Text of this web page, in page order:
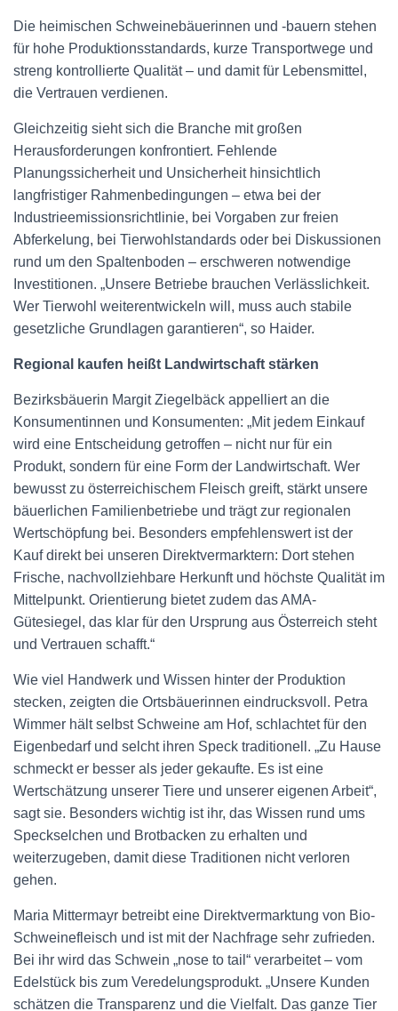
Die heimischen Schweinebäuerinnen und -bauern stehen
für hohe Produktionsstandards, kurze Transportwege und
streng kontrollierte Qualität – und damit für Lebensmittel,
die Vertrauen verdienen.
Gleichzeitig sieht sich die Branche mit großen
Herausforderungen konfrontiert. Fehlende
Planungssicherheit und Unsicherheit hinsichtlich
langfristiger Rahmenbedingungen – etwa bei der
Industrieemissionsrichtlinie, bei Vorgaben zur freien
Abferkelung, bei Tierwohlstandards oder bei Diskussionen
rund um den Spaltenboden – erschweren notwendige
Investitionen. „Unsere Betriebe brauchen Verlässlichkeit.
Wer Tierwohl weiterentwickeln will, muss auch stabile
gesetzliche Grundlagen garantieren“, so Haider.
Regional kaufen heißt Landwirtschaft stärken
Bezirksbäuerin Margit Ziegelbäck appelliert an die
Konsumentinnen und Konsumenten: „Mit jedem Einkauf
wird eine Entscheidung getroffen – nicht nur für ein
Produkt, sondern für eine Form der Landwirtschaft. Wer
bewusst zu österreichischem Fleisch greift, stärkt unsere
bäuerlichen Familienbetriebe und trägt zur regionalen
Wertschöpfung bei. Besonders empfehlenswert ist der
Kauf direkt bei unseren Direktvermarktern: Dort stehen
Frische, nachvollziehbare Herkunft und höchste Qualität im
Mittelpunkt. Orientierung bietet zudem das AMA-
Gütesiegel, das klar für den Ursprung aus Österreich steht
und Vertrauen schafft.“
Wie viel Handwerk und Wissen hinter der Produktion
stecken, zeigten die Ortsbäuerinnen eindrucksvoll. Petra
Wimmer hält selbst Schweine am Hof, schlachtet für den
Eigenbedarf und selcht ihren Speck traditionell. „Zu Hause
schmeckt er besser als jeder gekaufte. Es ist eine
Wertschätzung unserer Tiere und unserer eigenen Arbeit“,
sagt sie. Besonders wichtig ist ihr, das Wissen rund ums
Speckselchen und Brotbacken zu erhalten und
weiterzugeben, damit diese Traditionen nicht verloren
gehen.
Maria Mittermayr betreibt eine Direktvermarktung von Bio-
Schweinefleisch und ist mit der Nachfrage sehr zufrieden.
Bei ihr wird das Schwein „nose to tail“ verarbeitet – vom
Edelstück bis zum Veredelungsprodukt. „Unsere Kunden
schätzen die Transparenz und die Vielfalt. Das ganze Tier